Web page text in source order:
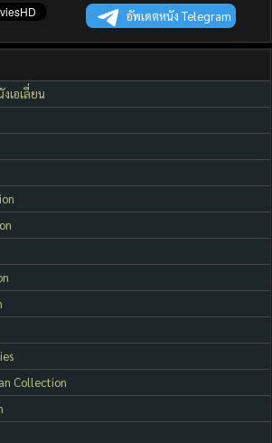
อัพเดตหนัง Telegram
เอเลี่ยน
Collection